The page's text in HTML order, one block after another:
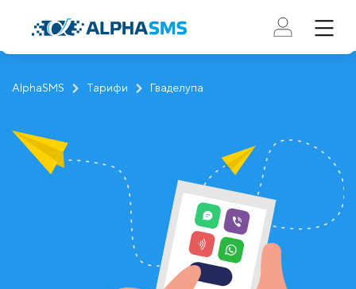
AlphaSMS Тарифи Гваделупа